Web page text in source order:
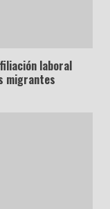
laboral
migrantes